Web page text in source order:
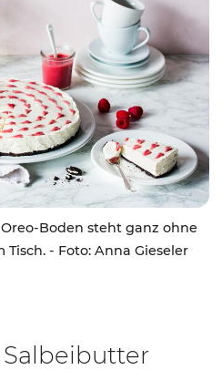
Boden steht ganz ohne
- Foto: Anna Gieseler
Salbeibutter